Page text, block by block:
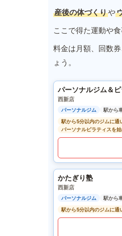
産後の体づくりや
ここで得た運動や
料金は月額、回数
ょう。
パーソナルジム＆
西新店
パーソナルジム
駅から
駅から5分以内のジムに通
パーソナルピラティスを
かたぎり塾
西新店
パーソナルジム
駅から
駅から5分以内のジムに通